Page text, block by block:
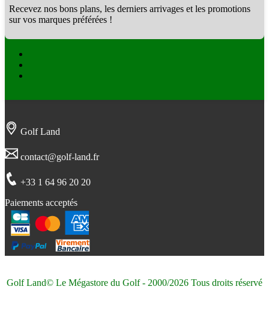
Recevez nos bons plans, les derniers arrivages et les promotions
sur vos marques préférées !
Golf Land
contact@golf-land.fr
+33 1 64 96 20 20
Paiements acceptés
Golf Land© Le Mégastore du Golf - 2000/2026 Tous droits réservé